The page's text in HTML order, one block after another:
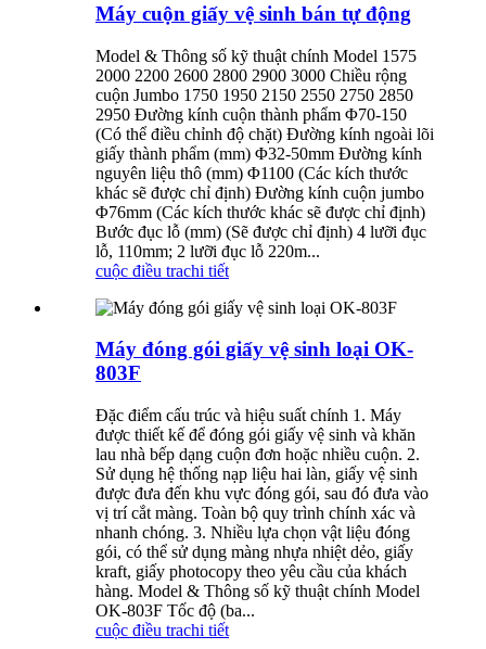
Máy cuộn giấy vệ sinh bán tự động
Model & Thông số kỹ thuật chính Model 1575
2000 2200 2600 2800 2900 3000 Chiều rộng
cuộn Jumbo 1750 1950 2150 2550 2750 2850
2950 Đường kính cuộn thành phẩm Φ70-150
(Có thể điều chỉnh độ chặt) Đường kính ngoài lõi
giấy thành phẩm (mm) Φ32-50mm Đường kính
nguyên liệu thô (mm) Φ1100 (Các kích thước
khác sẽ được chỉ định) Đường kính cuộn jumbo
Φ76mm (Các kích thước khác sẽ được chỉ định)
Bước đục lỗ (mm) (Sẽ được chỉ định) 4 lưỡi đục
lỗ, 110mm; 2 lưỡi đục lỗ 220m...
cuộc điều trachi tiết
Máy đóng gói giấy vệ sinh loại OK-
803F
Đặc điểm cấu trúc và hiệu suất chính 1. Máy
được thiết kế để đóng gói giấy vệ sinh và khăn
lau nhà bếp dạng cuộn đơn hoặc nhiều cuộn. 2.
Sử dụng hệ thống nạp liệu hai làn, giấy vệ sinh
được đưa đến khu vực đóng gói, sau đó đưa vào
vị trí cắt màng. Toàn bộ quy trình chính xác và
nhanh chóng. 3. Nhiều lựa chọn vật liệu đóng
gói, có thể sử dụng màng nhựa nhiệt dẻo, giấy
kraft, giấy photocopy theo yêu cầu của khách
hàng. Model & Thông số kỹ thuật chính Model
OK-803F Tốc độ (ba...
cuộc điều trachi tiết